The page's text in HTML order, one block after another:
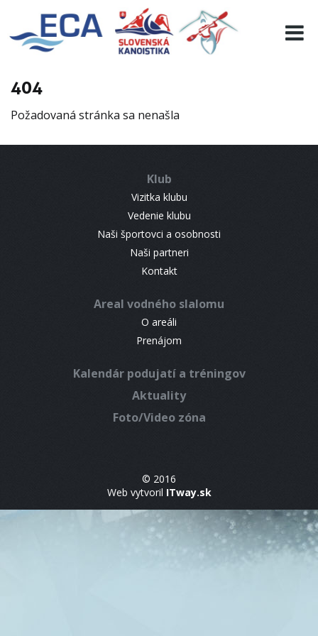
404
Požadovaná stránka sa nenašla
Klub
Vizitka klubu
Vedenie klubu
Naši športovci a osobnosti
Naši partneri
Kontakt
Areal vodného slalomu
O areáli
Prenájom
Kalendár podujatí a tréningov
Aktuality
Foto/Video zóna
© 2016
Web vytvoril ITway.sk
EURO 19
INFO
RESULTS
CONTACT